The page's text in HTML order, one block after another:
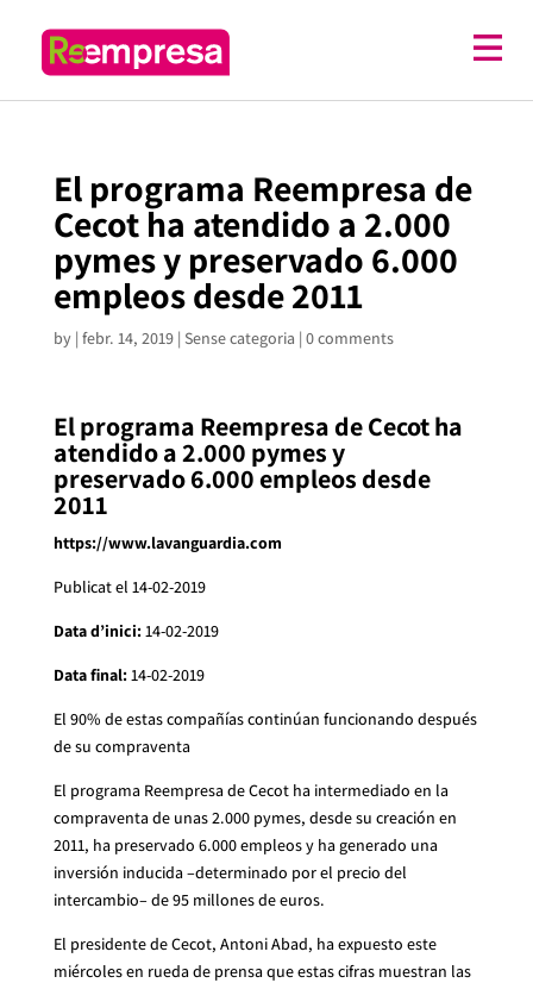
El programa Reempresa de
Cecot ha atendido a 2.000
pymes y preservado 6.000
empleos desde 2011
by | febr. 14, 2019| Sense categoria | 0 comments
El programa Reempresa de Cecot ha
atendido a 2.000 pymes y
preservado 6.000 empleos desde
2011
https://www.lavanguardia.com
Publicat el 14-02-2019
Data d’inici:14-02-2019
Data final:14-02-2019
El 90% de estas compañías continúan funcionando después
de su compraventa
El programa Reempresa de Cecot ha intermediado en la
compraventa de unas 2.000 pymes, desde su creación en
2011, ha preservado 6.000 empleos y ha generado una
inversión inducida –determinado por el precio del
intercambio– de 95 millones de euros.
El presidente de Cecot, Antoni Abad, ha expuesto este
miércoles en rueda de prensa que estas cifras muestran las